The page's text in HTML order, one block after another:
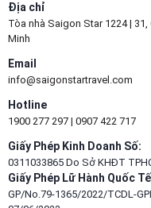
Địa chỉ
Tòa nhà Saigon Star 1224 |
Minh
Email
info@saigonstartravel.com
Hotline
1900 277 297 | 0907 422 717
Giấy Phép Kinh Doanh Số:
0311033865 Do Sở KHĐT
Giấy Phép Lữ Hành Quốc
GP/No.79-1365/2022/TCDL-